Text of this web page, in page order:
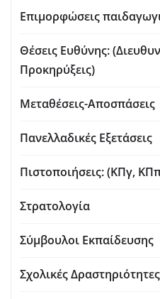
Επιμορφώσεις
Θέσεις Ευθύνης:
Προκηρύξεις)
Μεταθέσεις-Αποσπάσεις
Πανελλαδικές Εξετάσεις
Πιστοποιήσεις: (ΚΠγ,
Στρατολογία
Σύμβουλοι Εκπαίδευσης
Σχολικές Δραστηριότητες